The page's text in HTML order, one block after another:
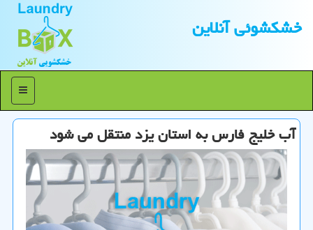
خشكشوئی آنلاین
منو
آب خلیج فارس به استان یزد منتقل می شود